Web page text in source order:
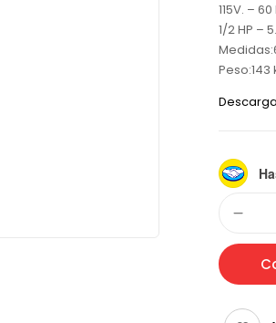
115V. – 60
1/2 HP –
Peso:143